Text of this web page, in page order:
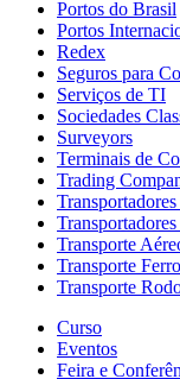
Portos do Brasil
Portos
Redex
Seguros para
Serviços de TI
Sociedades
Surveyors
Terminais de
Trading
Transporte
Transporte
Transporte
Curso
Eventos
Feira e